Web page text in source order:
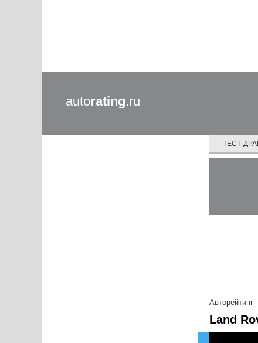
autorating.ru
ТЕСТ-
Авторейтинг
Land